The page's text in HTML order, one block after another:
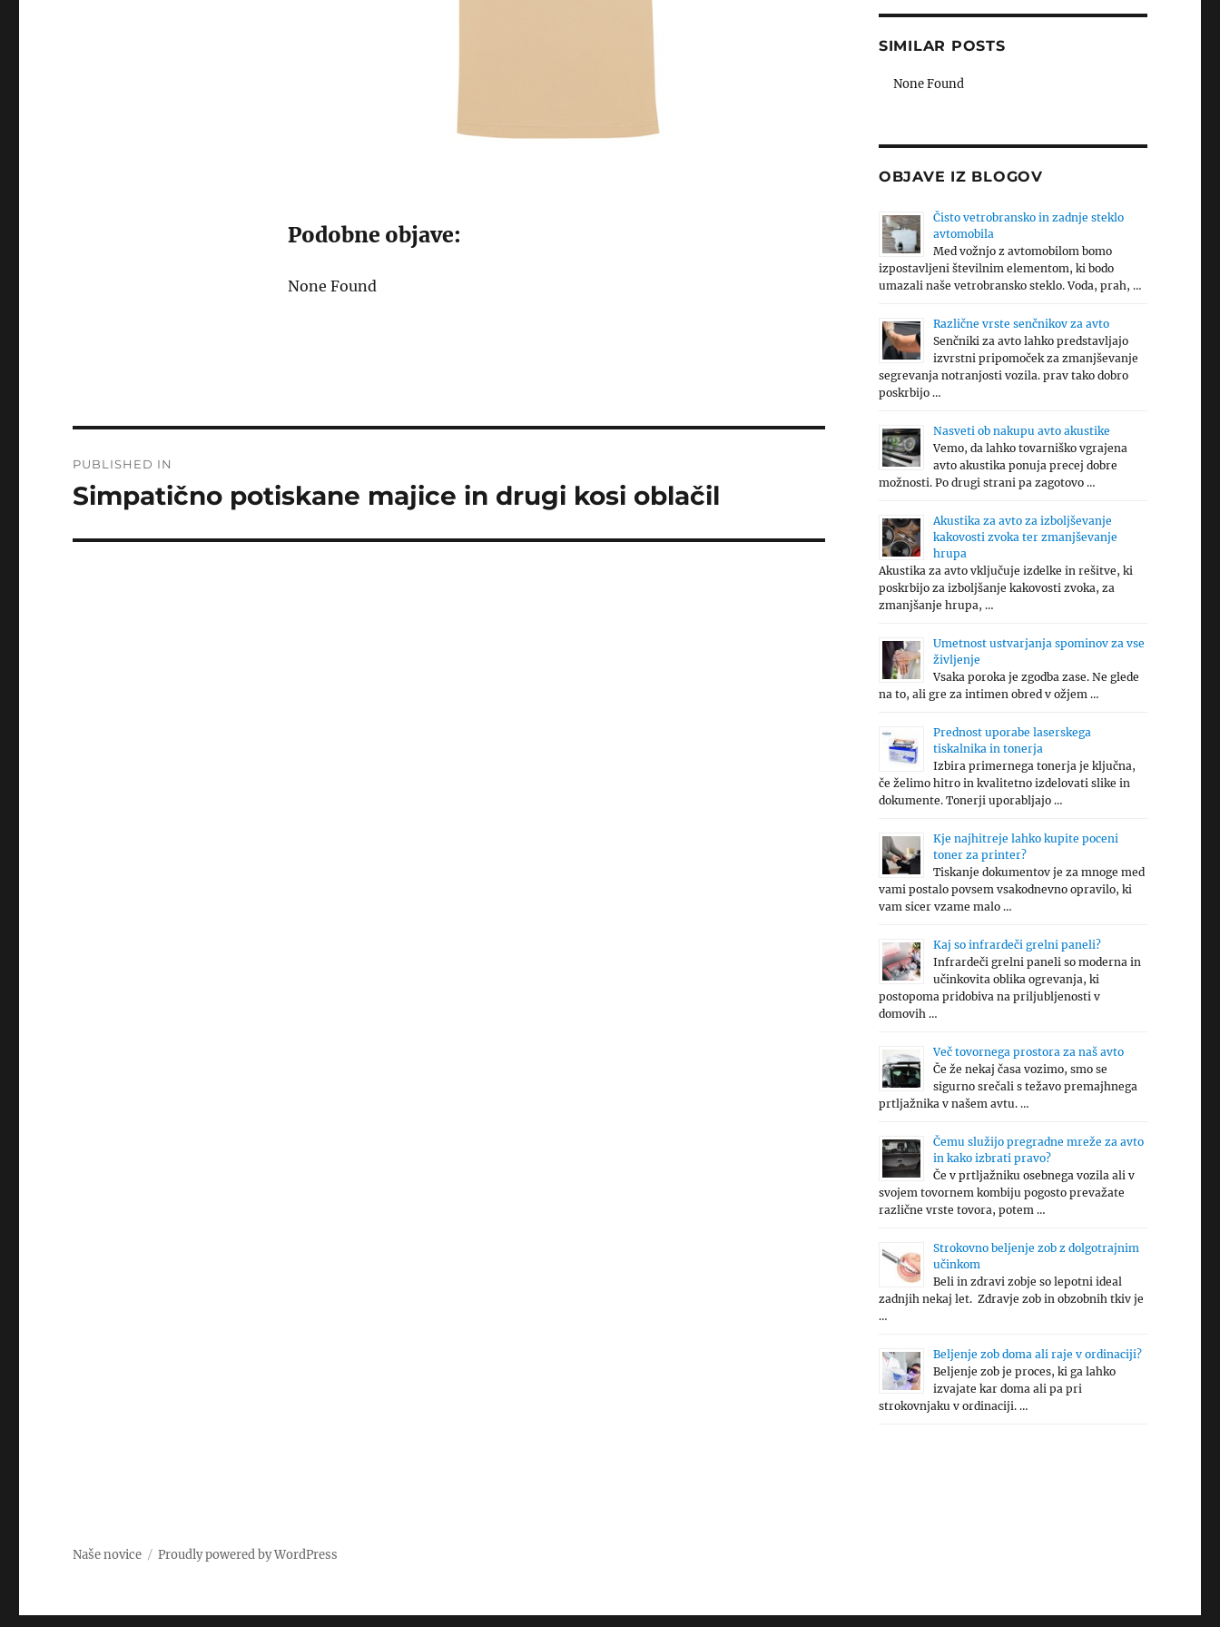
Podobne objave:
None Found
navigation
PUBLISHED IN
Simpatično potiskane majice in drugi kosi oblačil
SIMILAR POSTS
None Found
OBJAVE IZ BLOGOV
Čisto vetrobransko in zadnje steklo
avtomobila
Med vožnjo z avtomobilom bomo
izpostavljeni številnim elementom, ki bodo
umazali naše vetrobransko steklo. Voda, prah, …
Različne vrste senčnikov za avto
Senčniki za avto lahko predstavljajo
izvrstni pripomoček za zmanjševanje
segrevanja notranjosti vozila. prav tako dobro
poskrbijo …
Nasveti ob nakupu avto akustike
Vemo, da lahko tovarniško vgrajena
avto akustika ponuja precej dobre
možnosti. Po drugi strani pa zagotovo …
Akustika za avto za izboljševanje
kakovosti zvoka ter zmanjševanje
hrupa
Akustika za avto vključuje izdelke in rešitve, ki
poskrbijo za izboljšanje kakovosti zvoka, za
zmanjšanje hrupa, …
Umetnost ustvarjanja spominov za vse
življenje
Vsaka poroka je zgodba zase. Ne glede
na to, ali gre za intimen obred v ožjem …
Prednost uporabe laserskega
tiskalnika in tonerja
Izbira primernega tonerja je ključna,
če želimo hitro in kvalitetno izdelovati slike in
dokumente. Tonerji uporabljajo …
Kje najhitreje lahko kupite poceni
toner za printer?
Tiskanje dokumentov je za mnoge med
vami postalo povsem vsakodnevno opravilo, ki
vam sicer vzame malo …
Kaj so infrardeči grelni paneli?
Infrardeči grelni paneli so moderna in
učinkovita oblika ogrevanja, ki
postopoma pridobiva na priljubljenosti v
domovih …
Več tovornega prostora za naš avto
Če že nekaj časa vozimo, smo se
sigurno srečali s težavo premajhnega
prtljažnika v našem avtu. …
Čemu služijo pregradne mreže za avto
in kako izbrati pravo?
Če v prtljažniku osebnega vozila ali v
svojem tovornem kombiju pogosto prevažate
različne vrste tovora, potem …
Strokovno beljenje zob z dolgotrajnim
učinkom
Beli in zdravi zobje so lepotni ideal
zadnjih nekaj let. Zdravje zob in obzobnih tkiv je
…
Beljenje zob doma ali raje v ordinaciji?
Beljenje zob je proces, ki ga lahko
izvajate kar doma ali pa pri
strokovnjaku v ordinaciji. …
Naše novice Proudly powered by WordPress